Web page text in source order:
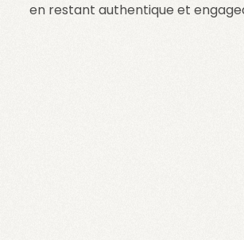
en restant authentique et